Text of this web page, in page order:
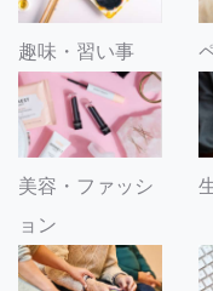
趣味・習い事
美容・ファッシ
ョン